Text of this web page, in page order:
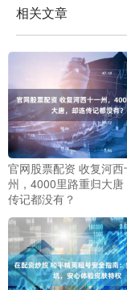
相关文章
官网股票配资 收复河西
州，4000里路重归大唐
传记都没有？